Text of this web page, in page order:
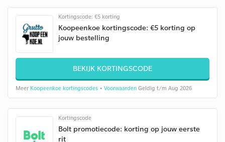
Kortingscode: €5 korting
Koopeenkoe kortingscode: €5 korting op
jouw bestelling
BEKIJK KORTINGSCODE
Meer Koopeenkoe kortingscodes • Voorwaarden Geldig t/m Aug 2026
Kortingscode
Bolt promotiecode: korting op jouw eerste
rit